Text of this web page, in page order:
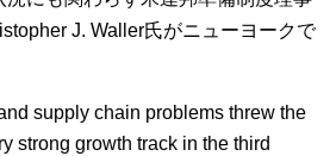
J. Waller氏がニューヨークで
supply chain problems threw the
strong growth track in the third